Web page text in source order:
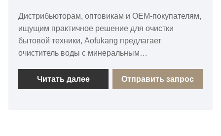
Дистрибьюторам, оптовикам и OEM-покупателям,
ищущим практичное решение для очистки
бытовой техники, Aofukang предлагает
очиститель воды с минеральным
увеличенной производительности и технологией
многоступенчатой ​​фильтрации. Благодаря
Читать далее Отправить запрос